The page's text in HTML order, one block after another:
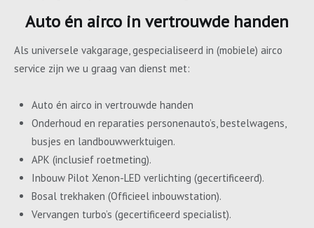
Auto én airco in vertrouwde handen
Als universele vakgarage, gespecialiseerd in (mobiele) airco
service zijn we u graag van dienst met:
Auto én airco in vertrouwde handen
Onderhoud en reparaties personenauto’s, bestelwagens,
busjes en landbouwwerktuigen.
APK (inclusief roetmeting).
Inbouw Pilot Xenon-LED verlichting (gecertificeerd).
Bosal trekhaken (Officieel inbouwstation).
Vervangen turbo’s (gecertificeerd specialist).